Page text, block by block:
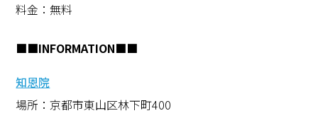
料金：無料
■■INFORMATION■■
知恩院
場所：京都市東山区林下町400